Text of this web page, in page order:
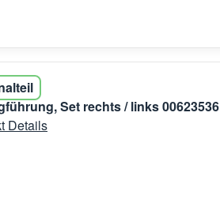
Set rechts / links
Details